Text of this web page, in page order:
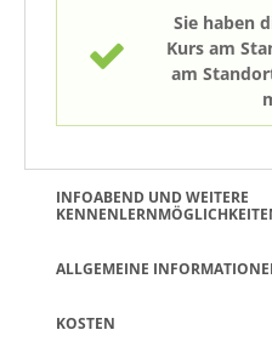
Sie haben
Kurs am
am
INFOABEND UND WEITERE
ALLGEMEINE
KOSTEN